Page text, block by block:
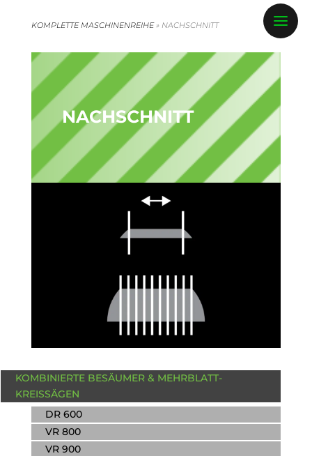
KOMPLETTE MASCHINENREIHE» NACHSCHNITT
NACHSCHNITT
KOMBINIERTE BESÄUMER & MEHRBLATT-
KREISSÄGEN
DR 600
VR 800
VR 900